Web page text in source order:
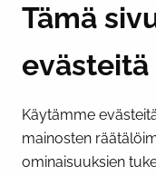
Tämä
evästeitä
Käytämme
mainosten
ominaisuuksien